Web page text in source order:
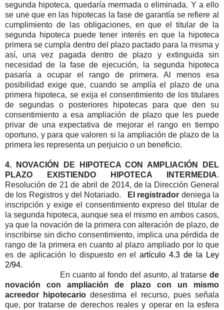
segunda hipoteca, quedaría mermada o eliminada. Y a ello
se une que en las hipotecas la fase de garantía se refiere al
cumplimiento de las obligaciones, en que el titular de la
segunda hipoteca puede tener interés en que la hipoteca
primera se cumpla dentro del plazo pactado para la misma y
así, una vez pagada dentro de plazo y extinguida sin
necesidad de la fase de ejecución, la segunda hipoteca
pasaría a ocupar el rango de primera. Al menos esa
posibilidad exige que, cuando se amplía el plazo de una
primera hipoteca, se exija el consentimiento de los titulares
de segundas o posteriores hipotecas para que den su
consentimiento a esa ampliación de plazo que les puede
privar de una expectativa de mejorar el rango en tiempo
oportuno, y para que valoren si la ampliación de plazo de la
primera les representa un perjuicio o un beneficio.
4. NOVACIÓN DE HIPOTECA CON AMPLIACIÓN DEL
PLAZO EXISTIENDO HIPOTECA INTERMEDIA.
Resolución de 21 de abril de 2014, de la Dirección General
de los Registros y del Notariado.
El registrador deniega la
inscripción y exige el consentimiento expreso del titular de
la segunda hipoteca, aunque sea el mismo en ambos casos,
ya que la novación de la primera con alteración de plazo, de
inscribirse sin dicho consentimiento, implica una pérdida de
rango de la primera en cuanto al plazo ampliado por lo que
es de aplicación lo dispuesto en elartículo 4.3 de la Ley
2/94.
En cuanto al fondo del asunto, al tratarsede
novación con ampliación de plazo
con un mismo
acreedor hipotecario desestima el recurso, pues señala
que, por tratarse de derechos reales y operar en la esfera